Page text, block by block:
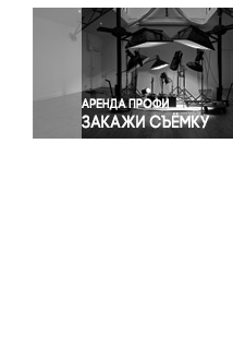
Светская жизнь
Спорт
Экология
Экономика и бизнес